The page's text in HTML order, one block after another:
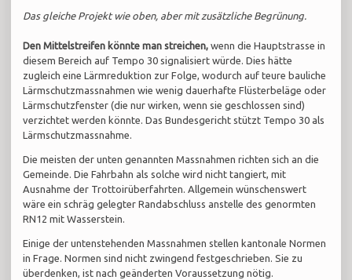
Das gleiche Projekt wie oben, aber mit zusätzliche Begrünung.
Den Mittelstreifen könnte man streichen, wenn die Hauptstrasse in
diesem Bereich auf Tempo 30 signalisiert würde. Dies hätte
zugleich eine Lärmreduktion zur Folge, wodurch auf teure bauliche
Lärmschutzmassnahmen wie wenig dauerhafte Flüsterbeläge oder
Lärmschutzfenster (die nur wirken, wenn sie geschlossen sind)
verzichtet werden könnte. Das Bundesgericht stützt Tempo 30 als
Lärmschutzmassnahme.
Die meisten der unten genannten Massnahmen richten sich an die
Gemeinde. Die Fahrbahn als solche wird nicht tangiert, mit
Ausnahme der Trottoirüberfahrten. Allgemein wünschenswert
wäre ein schräg gelegter Randabschluss anstelle des genormten
RN12 mit Wasserstein.
Einige der untenstehenden Massnahmen stellen kantonale Normen
in Frage. Normen sind nicht zwingend festgeschrieben. Sie zu
überdenken, ist nach geänderten Voraussetzung nötig.